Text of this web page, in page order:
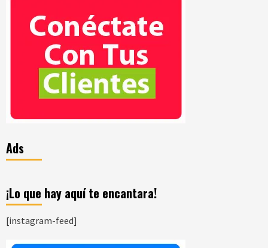
Ads
¡Lo que hay aquí te encantara!
[instagram-feed]